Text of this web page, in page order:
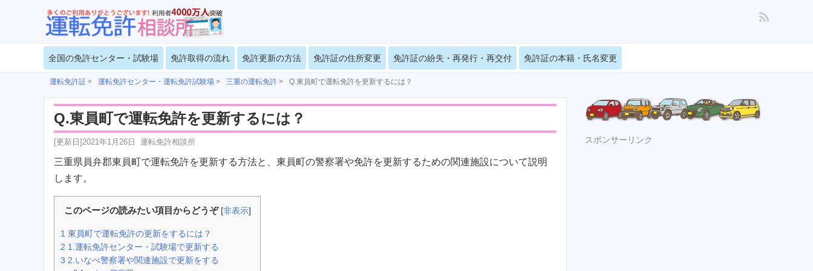
全国の免許センター・試験場 免許取得の流れ 免許更新の方法 免許証の住所変更 免許証の紛失・再発行・再交付 免許証の本籍・氏名変更
運転免許証 > 運転免許センター・運転免許試験場 > 三重の運転免許 > Q.東員町で運転免許を更新するには？
Q.東員町で運転免許を更新するには？
[更新日]2021年1月26日 運転免許相談所
三重県員弁郡東員町で運転免許を更新する方法と、東員町の警察署や免許を更新するための関連施設について説明
します。
このページの読みたい項目からどうぞ [非表示]
1 東員町で運転免許の更新をするには？
2 1.運転免許センター・試験場で更新する
3 2.いなべ警察署や関連施設で更新をする
スポンサーリンク